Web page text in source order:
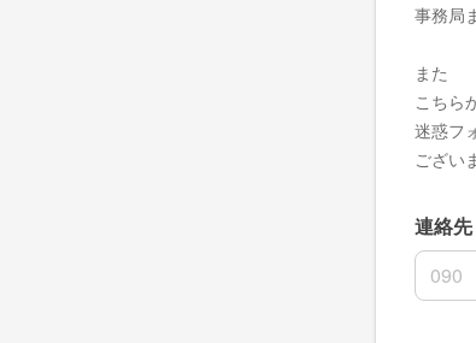
事務局
また
こちら
迷惑フ
ござい
連絡先
連絡
連絡
連絡